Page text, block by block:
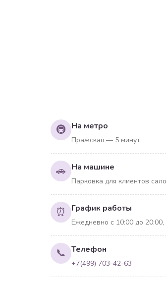
🚇 На метро
Пражская — 5 минут
🚗 На машине
Парковка для клиентов
⏰ График работы
Ежедневно с 10:00 до
📞 Телефон
+7(499) 703-42-63